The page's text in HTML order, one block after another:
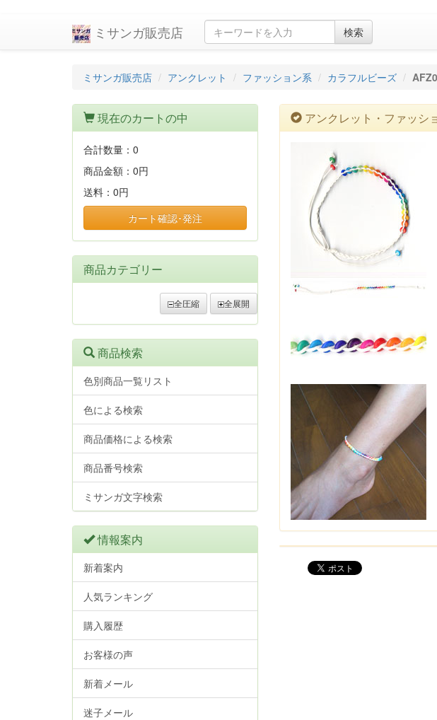
ミサンガ販売店 検索
ミサンガ販売店 アンクレット ファッション系 カラフルビーズ
アンクレット・ファッシ
現在のカートの中
合計数量： 0
商品金額： 0円
送料： 0円
カート確認･発注
商品カテゴリー
全圧縮 全展開
商品検索
色別商品一覧リスト
色による検索
商品価格による検索
商品番号検索
ミサンガ文字検索
情報案内
新着案内
人気ランキング
購入履歴
お客様の声
新着メール
迷子メール